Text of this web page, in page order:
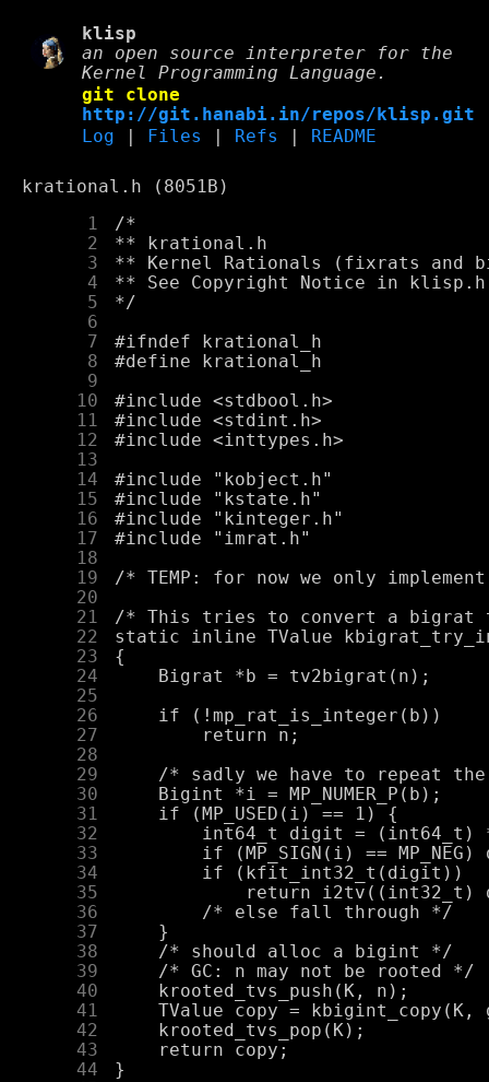
klisp
an open source interpreter for the
Kernel Programming Language.
git clone
http://git.hanabi.in/repos/klisp.git
Log
Files Refs README
krational.h (8051B)
      1
      2
      3
      4
      5
      6
      7
      8
      9
     10
     11
     12
     13
     14
     15
     16
     17
     18
     19
     20
     21
     22
     23
     24
     25
     26
     27
     28
     29
     30
     31
     32
     33
     34
     35
     36
     37
     38
     39
     40
     41
     42
     43
     44